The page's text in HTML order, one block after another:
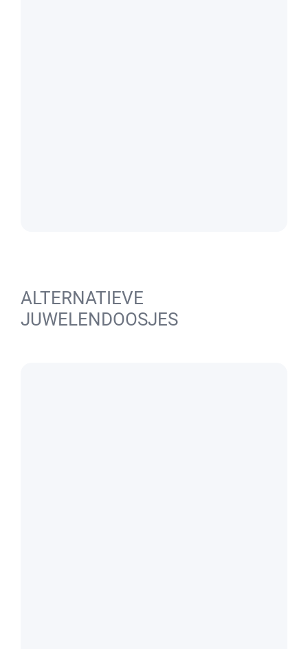
ALTERNATIEVE
JUWELENDOOSJES